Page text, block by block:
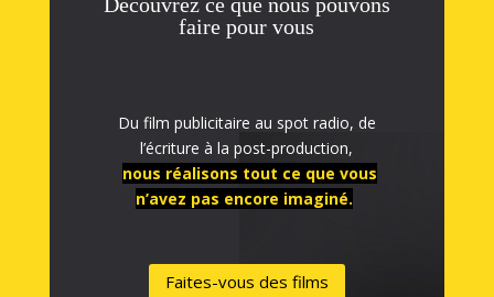
faire pour vous
Du film publicitaire au spot radio, de
l’écriture à la post-production,
nous réalisons tout ce que vous
n’avez pas encore imaginé.
Faites-vous des films